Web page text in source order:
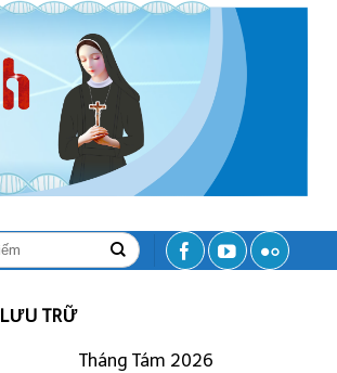
LƯU TRỮ
Tháng Tám 2026